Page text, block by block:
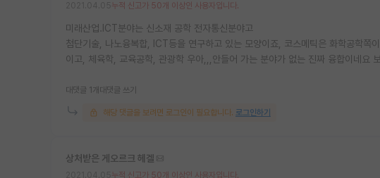
누적 신고가 50개 이상인 사용자입니다.
미래산업.ICT분야는 신소재 공학 전자통신분야고
첨단기술, 나노융복합, ICT등을 연구하고 있는 모양이죠, 코스메틱은 화학공학쪽
이고, 체육학, 교육공학, 관광학 우아,,,안들어 가는 분야가 없는 진짜 융합이네요
대댓글 1개 대댓글 쓰기
해당 댓글을 보려면 로그인이 필요합니다. 로그인하기
상처받은 게오르크 헤겔
누적 신고가 50개 이상인 사용자입니다.